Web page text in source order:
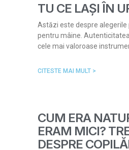
TU CE LAȘI ÎN
Astăzi este despre alegerile
pentru mâine.
cele mai valoroase
CITESTE MAI MULT >
CUM ERA
ERAM MICI?
DESPRE